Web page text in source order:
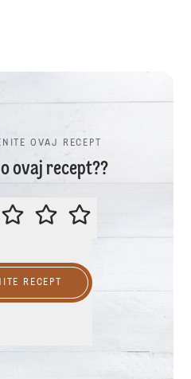
OVAJ RECEPT
ovaj recept??
MOLIMO OCIJENITE OVAJ
RECEPT